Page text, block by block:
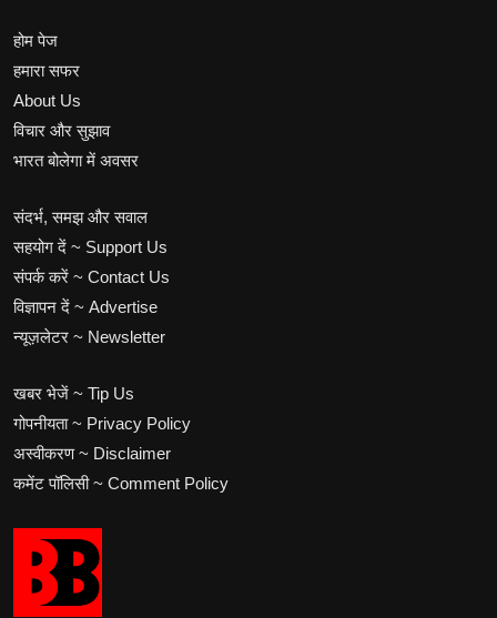
होम पेज
हमारा सफर
About Us
विचार और सुझाव
भारत बोलेगा में अवसर
संदर्भ, समझ और सवाल
सहयोग दें ~ Support Us
संपर्क करें ~ Contact Us
विज्ञापन दें ~ Advertise
न्यूज़लेटर ~ Newsletter
खबर भेजें ~ Tip Us
गोपनीयता ~ Privacy Policy
अस्वीकरण ~ Disclaimer
कमेंट पॉलिसी ~ Comment Policy